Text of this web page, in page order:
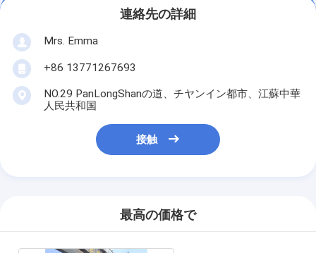
連絡先の詳細
Mrs. Emma
+86 13771267693
NO.29 PanLongShanの道、チヤンイン都市、江蘇中華
人民共和国
接触
最高の価格で